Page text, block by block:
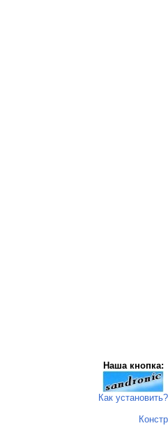
Наша кнопка:
Как установить?